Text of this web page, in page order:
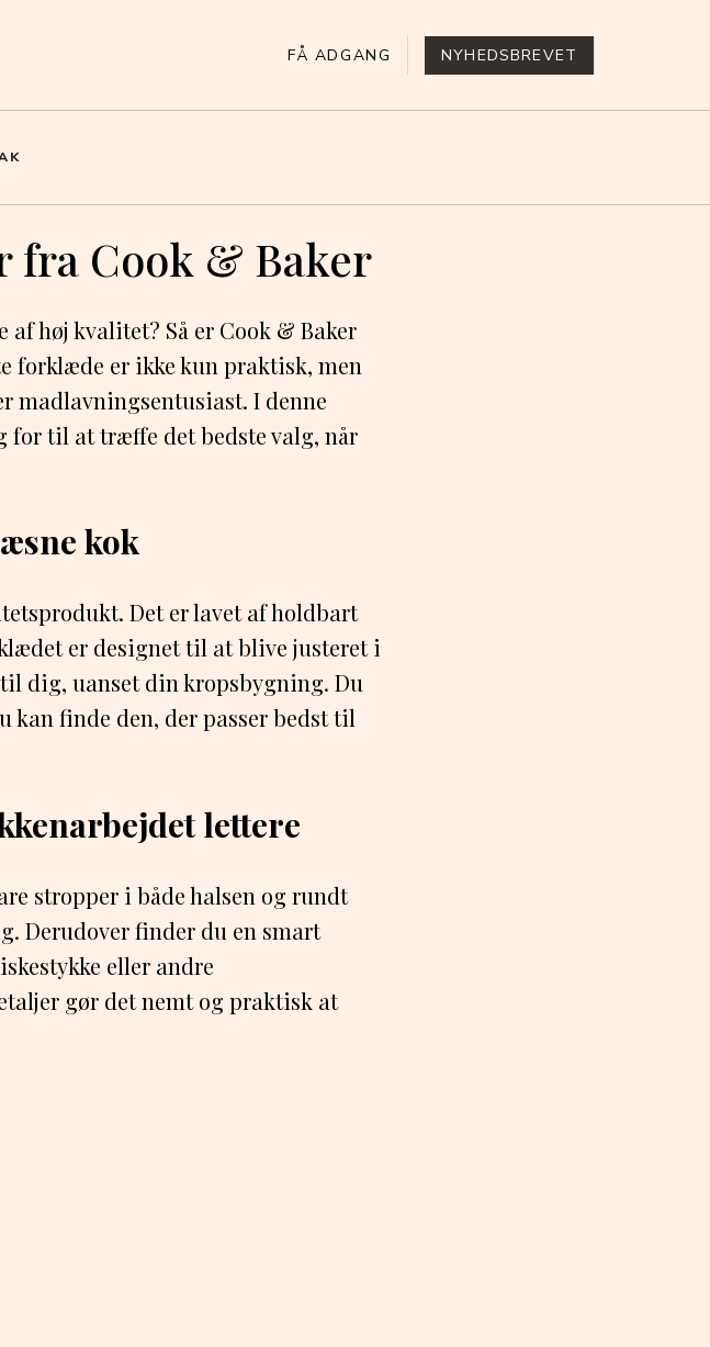
FÅ ADGANG NYHEDSBREVET
Cook & Baker
høj kvalitet? Så er Cook & Baker
forklæde er ikke kun praktisk, men
madlavningsentusiast. I denne
til at træffe det bedste valg, når
kok
Det er lavet af holdbart
er designet til at blive justeret i
dig, uanset din kropsbygning. Du
kan finde den, der passer bedst til
lettere
stropper i både halsen og rundt
Derudover finder du en smart
eller andre
gør det nemt og praktisk at